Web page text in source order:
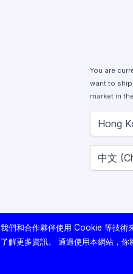
You are
want to
market in
我們和合作夥伴使用 Cookie 等技術
了解更多資訊。 通過使用本網站，你